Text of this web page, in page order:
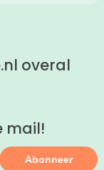
overal
mail!
Abonneer